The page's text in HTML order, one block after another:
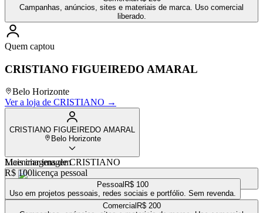
Campanhas, anúncios, sites e materiais de marca. Uso comercial
liberado.
Quem captou
CRISTIANO FIGUEIREDO AMARAL
Belo Horizonte
Ver a loja de CRISTIANO →
CRISTIANO FIGUEIREDO AMARAL
Belo Horizonte
Mais imagens deCRISTIANO
VÍDEOR$ 100
VÍDEOR$ 120
Licenciar imagem
R$ 100licença pessoal
Pessoal R$ 100
Uso em projetos pessoais, redes sociais e portfólio. Sem revenda.
Comercial R$ 200